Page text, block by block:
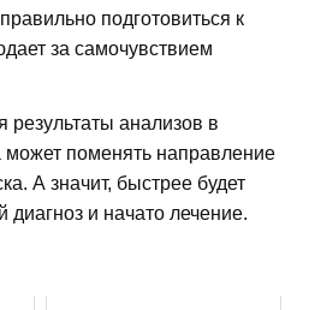
подготовиться к
за самочувствием
результаты анализов в
может поменять направление
А значит, быстрее будет
и начато лечение.